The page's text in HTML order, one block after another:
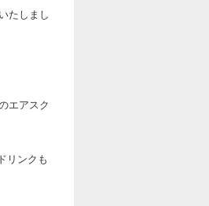
たしまし
エアスク
リンクも